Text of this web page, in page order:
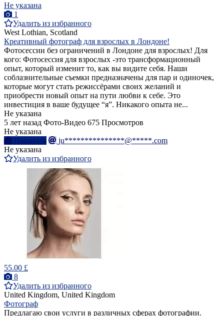
Не указана
1
Удалить из избранного
West Lothian, Scotland
Креативный фотограф для взрослых в Лондоне!
Фотосессии без ограничений в Лондоне для взрослых! Для
кого: Фотосессия для взрослых -это трансформационный
опыт, который изменит то, как вы видите себя. Наши
соблазнительные съемки предназначены для пар и одиночек,
которые могут стать режиссёрами своих желаний и
приобрести новый опыт на пути любви к себе. Это
инвестиция в ваше будущее “я”. Никакого опыта не...
Не указана
5 лет назад Фото-Видео 675 Просмотров
Не указана
Написать
ju***************@*****.com
Не указана
Удалить из избранного
55.00 £
8
Удалить из избранного
United Kingdom, United Kingdom
Фотограф
Предлагаю свои услуги в различных сферах фотографии.